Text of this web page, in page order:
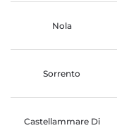
Nola
Sorrento
Castellammare Di